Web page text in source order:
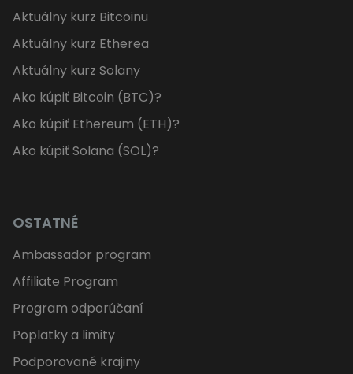
Aktuálny kurz Bitcoinu
Aktuálny kurz Etherea
Aktuálny kurz Solany
Ako kúpiť Bitcoin (BTC)?
Ako kúpiť Ethereum (ETH)?
Ako kúpiť Solana (SOL)?
OSTATNÉ
Ambassador program
Affiliate Program
Program odporúčaní
Poplatky a limity
Podporované krajiny